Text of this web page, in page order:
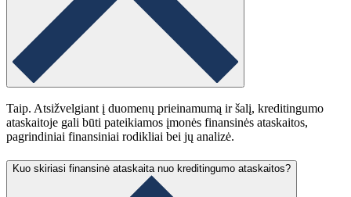
Taip. Atsižvelgiant į duomenų prieinamumą ir šalį, kreditingumo
ataskaitoje gali būti pateikiamos įmonės finansinės ataskaitos,
pagrindiniai finansiniai rodikliai bei jų analizė.
Kuo skiriasi finansinė ataskaita nuo kreditingumo ataskaitos?